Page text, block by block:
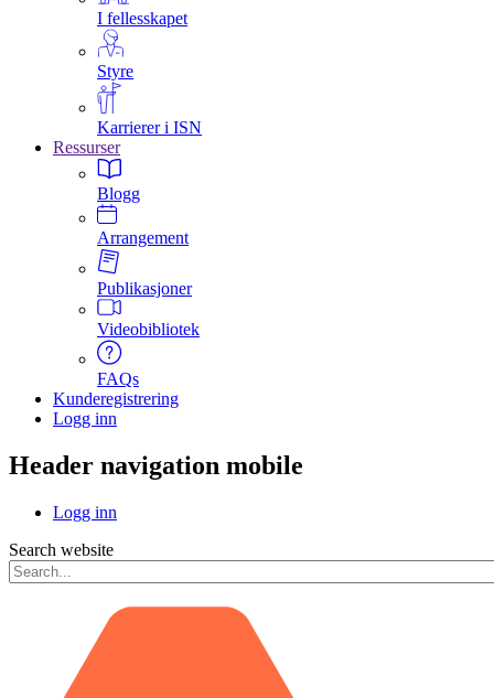
I fellesskapet
Styre
Karrierer i ISN
Ressurser
Blogg
Arrangement
Publikasjoner
Videobibliotek
FAQs
Kunderegistrering
Logg inn
Header navigation mobile
Logg inn
Search website